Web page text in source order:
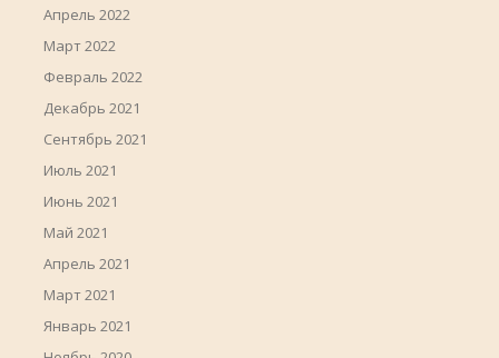
Апрель 2022
Март 2022
Февраль 2022
Декабрь 2021
Сентябрь 2021
Июль 2021
Июнь 2021
Май 2021
Апрель 2021
Март 2021
Январь 2021